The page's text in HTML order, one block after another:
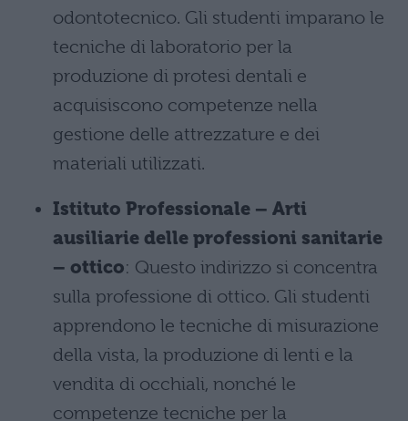
odontotecnico. Gli studenti imparano le
tecniche di laboratorio per la
produzione di protesi dentali e
acquisiscono competenze nella
gestione delle attrezzature e dei
materiali utilizzati.
Istituto Professionale – Arti
ausiliarie delle professioni sanitarie
– ottico: Questo indirizzo si concentra
sulla professione di ottico. Gli studenti
apprendono le tecniche di misurazione
della vista, la produzione di lenti e la
vendita di occhiali, nonché le
competenze tecniche per la